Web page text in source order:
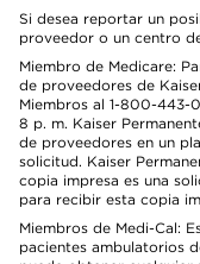
Si desea reportar un
proveedor o un centro
Miembro de Medicare:
de proveedores de
Miembros al 1-800-443-
8 p. m. Kaiser
de proveedores en un
solicitud. Kaiser
copia impresa es una
para recibir esta copia
Miembros de Medi-Cal:
pacientes ambulatorios